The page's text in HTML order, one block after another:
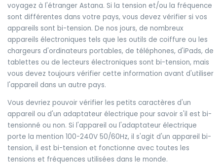
voyagez à l'étranger Astana. Si la tension et/ou la fréquence
sont différentes dans votre pays, vous devez vérifier si vos
appareils sont bi-tension. De nos jours, de nombreux
appareils électroniques tels que les outils de coiffure ou les
chargeurs d'ordinateurs portables, de téléphones, d'iPads, de
tablettes ou de lecteurs électroniques sont bi-tension, mais
vous devez toujours vérifier cette information avant d'utiliser
l'appareil dans un autre pays.
Vous devriez pouvoir vérifier les petits caractères d'un
appareil ou d'un adaptateur électrique pour savoir s'il est bi-
tensionné ou non. Si l'appareil ou l'adaptateur électrique
porte la mention 100-240V 50/60Hz, il s'agit d'un appareil bi-
tension, il est bi-tension et fonctionne avec toutes les
tensions et fréquences utilisées dans le monde.